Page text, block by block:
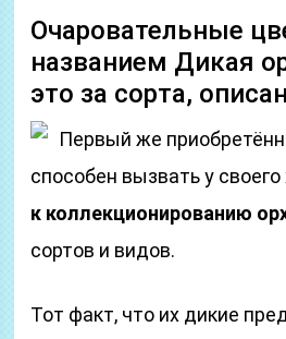
Очаровательные
названием Дикая
это за сорта,
Первый же
способен вызвать у своего
к коллекционированию
сортов и видов.
Тот факт, что их дикие